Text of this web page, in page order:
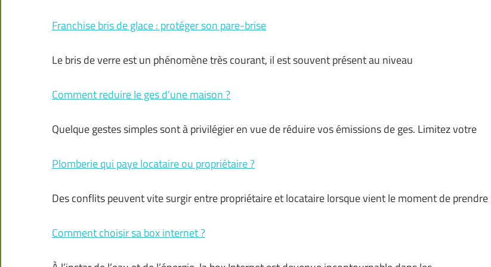
Franchise bris de glace : protéger son pare-brise
Le bris de verre est un phénomène très courant, il est souvent présent au niveau
Comment reduire le ges d’une maison ?
Quelque gestes simples sont à privilégier en vue de réduire vos émissions de ges. Limitez votre
Plomberie qui paye locataire ou propriétaire ?
Des conflits peuvent vite surgir entre propriétaire et locataire lorsque vient le moment de prendre
Comment choisir sa box internet ?